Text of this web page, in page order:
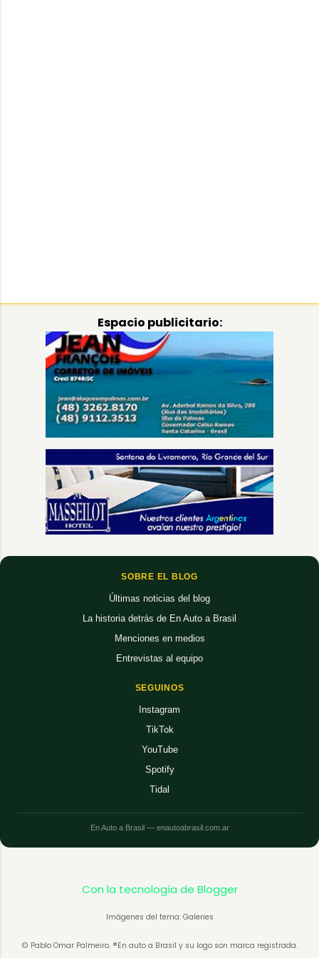
Espacio publicitario:
SOBRE EL BLOG
Últimas noticias del blog
La historia detrás de En Auto a Brasil
Menciones en medios
Entrevistas al equipo
SEGUINOS
Instagram
TikTok
YouTube
Spotify
Tidal
En Auto a Brasil — enautoabrasil.com.ar
Con la tecnología de Blogger
Imágenes del tema: Galeries
© Pablo Omar Palmeiro. ®En auto a Brasil y su logo son marca registrada.